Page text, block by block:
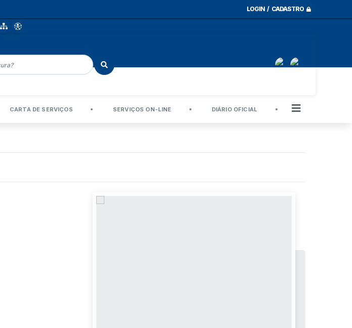
LOGIN / CADASTRO
CARTA DE SERVIÇOS SERVIÇOS ON-LINE DIÁRIO OFICIAL